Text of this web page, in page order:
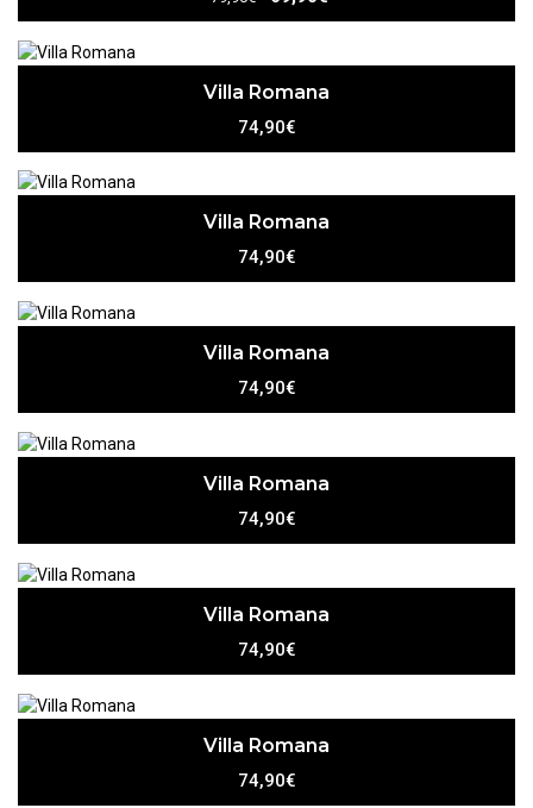
Villa Romana
74,90€
Villa Romana
74,90€
Villa Romana
74,90€
Villa Romana
74,90€
Villa Romana
74,90€
Villa Romana
74,90€